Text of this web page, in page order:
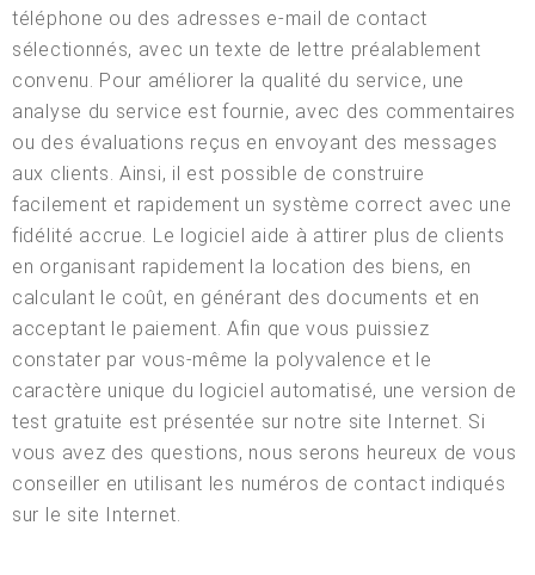
téléphone ou des adresses e-mail de contact
sélectionnés, avec un texte de lettre préalablement
convenu. Pour améliorer la qualité du service, une
analyse du service est fournie, avec des commentaires
ou des évaluations reçus en envoyant des messages
aux clients. Ainsi, il est possible de construire
facilement et rapidement un système correct avec une
fidélité accrue. Le logiciel aide à attirer plus de clients
en organisant rapidement la location des biens, en
calculant le coût, en générant des documents et en
acceptant le paiement. Afin que vous puissiez
constater par vous-même la polyvalence et le
caractère unique du logiciel automatisé, une version de
test gratuite est présentée sur notre site Internet. Si
vous avez des questions, nous serons heureux de vous
conseiller en utilisant les numéros de contact indiqués
sur le site Internet.